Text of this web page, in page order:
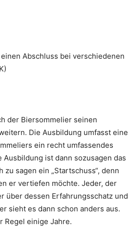
Abschluss bei verschiedenen
der Biersommelier seinen
Die Ausbildung umfasst eine
ein recht umfassendes
ist dann sozusagen das
zu sagen ein „Startschuss“, denn
er vertiefen möchte. Jeder, der
über dessen Erfahrungsschatz und
sieht es dann schon anders aus.
Regel einige Jahre.